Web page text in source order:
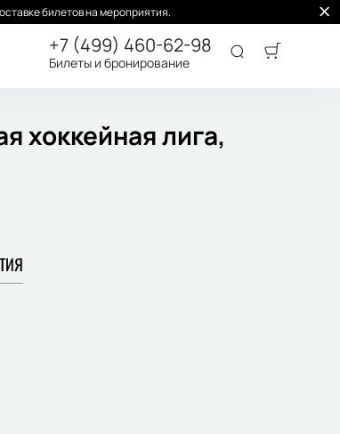
билетов на мероприятия.
+7 (499) 460-62-98
Билеты и бронирование
хоккейная лига,